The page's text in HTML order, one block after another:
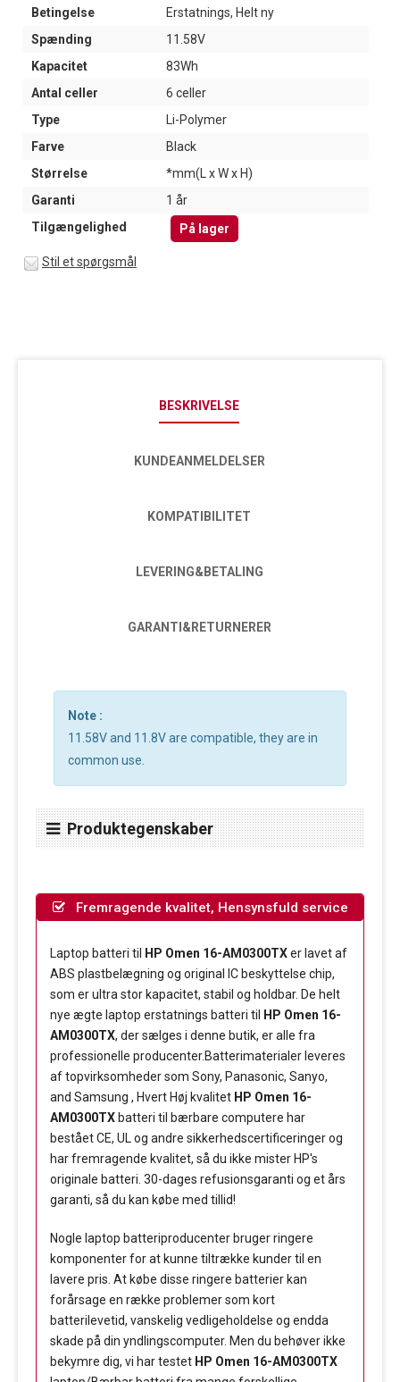
Betingelse
Erstatnings, Helt ny
Spænding
11.58V
Kapacitet
83Wh
Antal celler
6 celler
Type
Li-Polymer
Farve
Black
Størrelse
*mm(L x W x H)
Garanti
1 år
Tilgængelighed
På lager
Stil et spørgsmål
BESKRIVELSE
KUNDEANMELDELSER
KOMPATIBILITET
LEVERING&BETALING
GARANTI&RETURNERER
Note :
11.58V and 11.8V are compatible, they are in
common use.
Produktegenskaber
Fremragende kvalitet, Hensynsfuld service
Laptop batteri til HP Omen 16-AM0300TXer lavet af
ABS plastbelægning og original IC beskyttelse chip,
som er ultra stor kapacitet, stabil og holdbar. De helt
nye ægte laptop erstatnings batteri til
HP Omen 16-
AM0300TX, der sælges i denne butik, er alle fra
professionelle producenter.Batterimaterialer leveres
af topvirksomheder som Sony, Panasonic, Sanyo,
and Samsung , Hvert Høj kvalitet HP Omen 16-
AM0300TX batteri til bærbare computere har
bestået CE, UL og andre sikkerhedscertificeringer og
har fremragende kvalitet, så du ikke mister HP's
originale batteri. 30-dages refusionsgaranti og et års
garanti, så du kan købe med tillid!
Nogle laptop batteriproducenter bruger ringere
komponenter for at kunne tiltrække kunder til en
lavere pris. At købe disse ringere batterier kan
forårsage en række problemer som kort
batterilevetid, vanskelig vedligeholdelse og endda
skade på din yndlingscomputer. Men du behøver ikke
bekymre dig, vi har testet HP Omen 16-AM0300TX